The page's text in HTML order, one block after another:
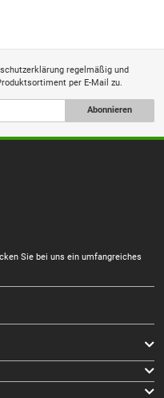
regelmäßig und
per E-Mail zu.
Abonnieren
Sie bei uns ein umfangreiches